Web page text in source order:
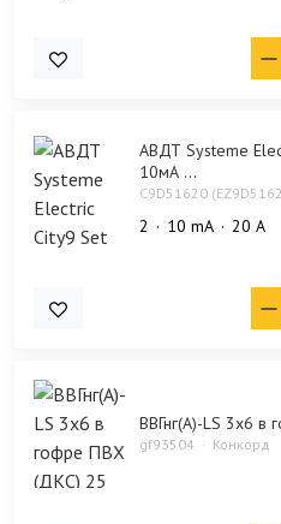
АВДТ Systeme
10мА ...
C9D51620
2 10 mA 20 А
ВВГнг(А)-LS 3х6
gf93504 Конкорд